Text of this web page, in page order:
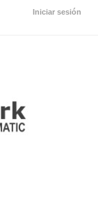
Iniciar sesión